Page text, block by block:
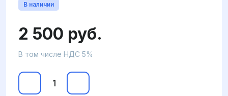
В наличии
2 500 руб.
В том числе НДС 5%